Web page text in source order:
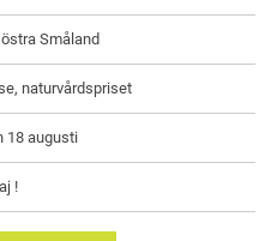
Småland
naturvårdspriset
18 augusti
!